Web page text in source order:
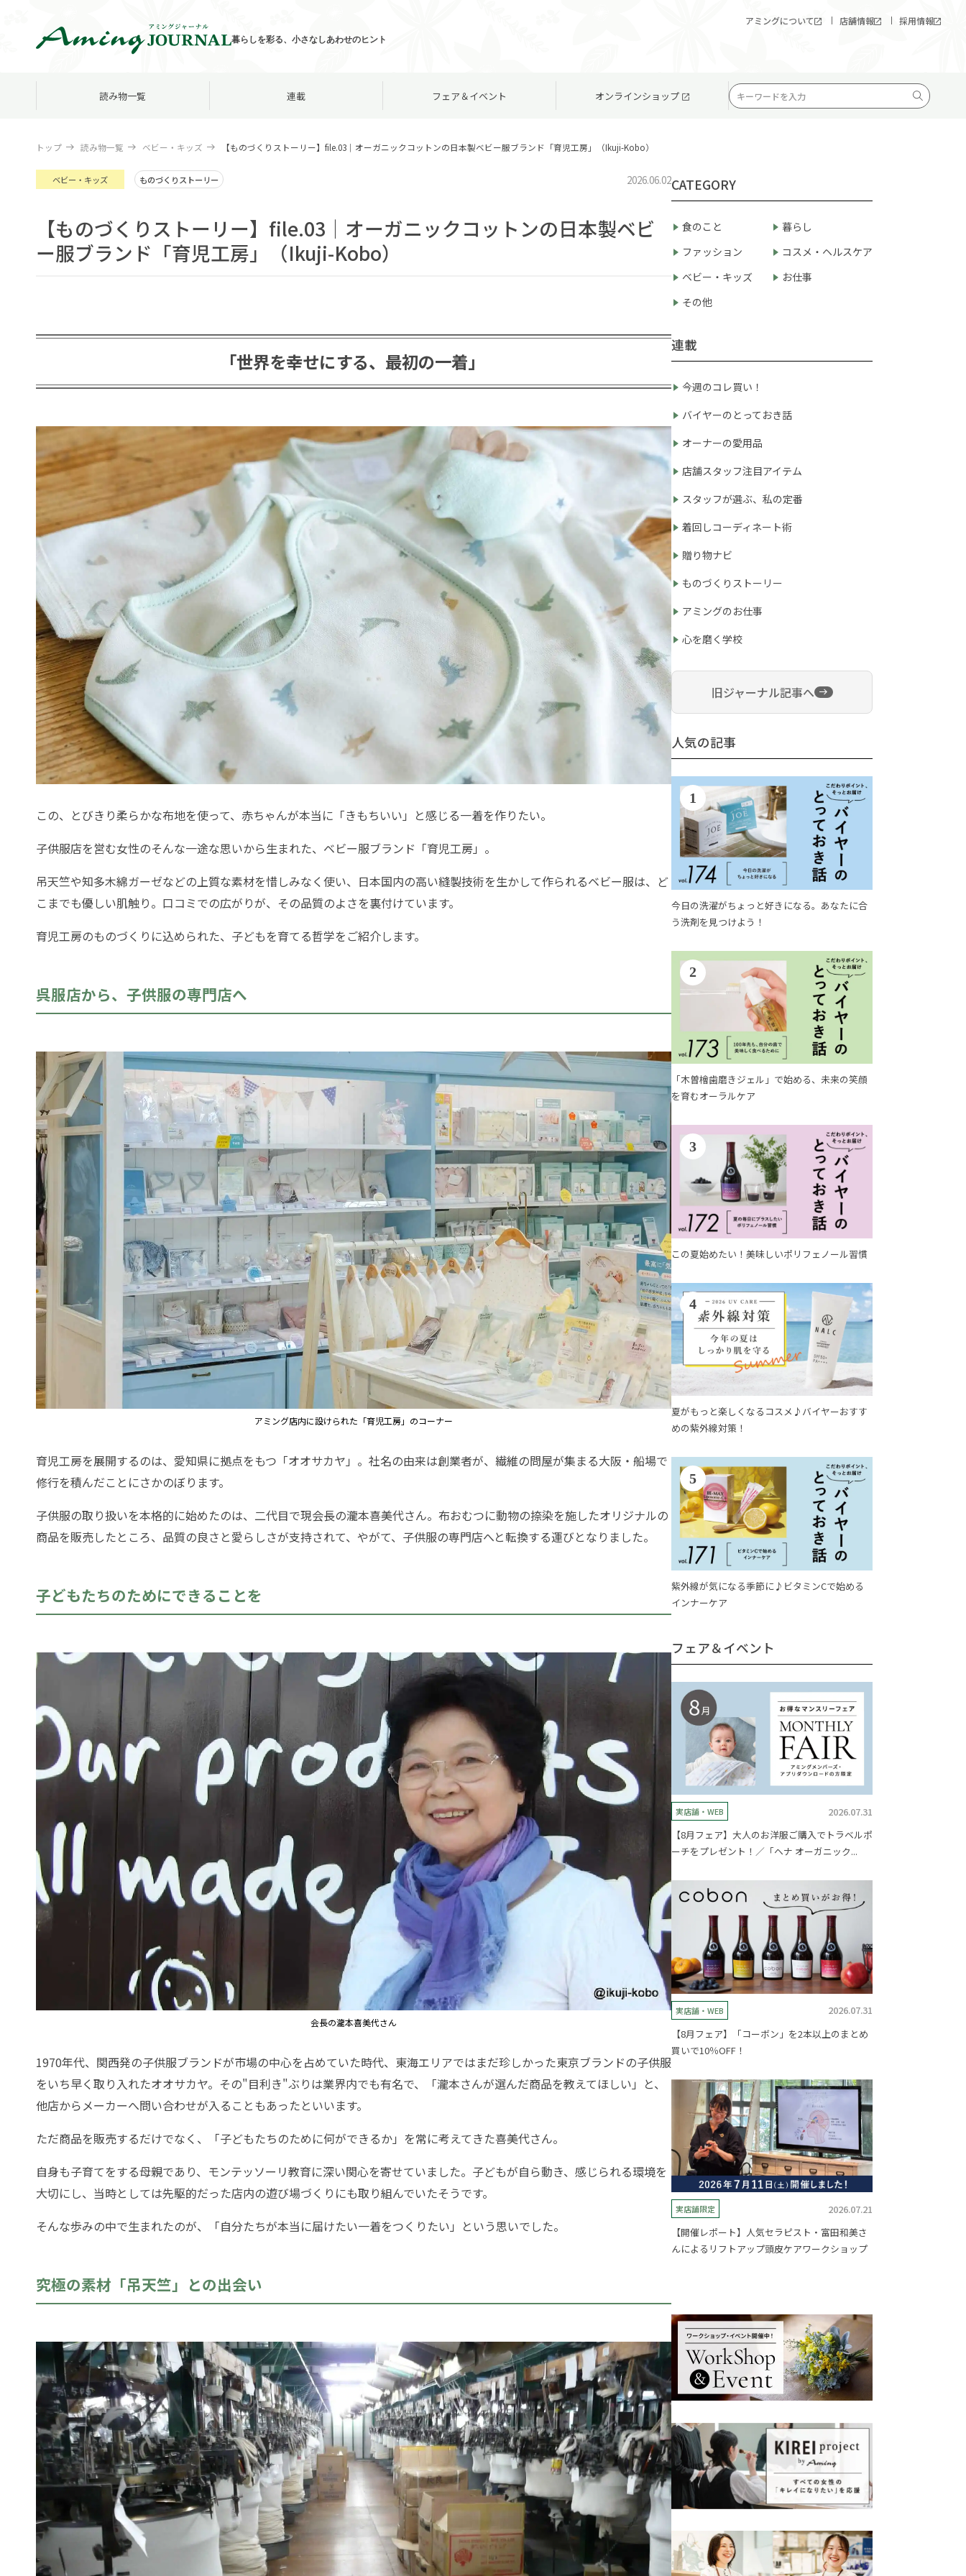
アミングについて 店舗情報 採用情報
暮らしを彩る、小さなしあわせのヒント
読み物一覧 連載 フェア＆イベント オンラインショップ
トップ 読み物一覧 ベビー・キッズ 【ものづくりストーリー】file.03│オーガニックコットンの日本製ベビー服ブランド「育児工房」（Ikuji-Kobo）
ベビー・キッズ ものづくりストーリー 2026.06.02
【ものづくりストーリー】file.03│オーガニックコットンの日本製ベビ
ー服ブランド「育児工房」（Ikuji-Kobo）
「世界を幸せにする、最初の一着」
この、とびきり柔らかな布地を使って、赤ちゃんが本当に「きもちいい」と感じる一着を作りたい。
子供服店を営む女性のそんな一途な思いから生まれた、ベビー服ブランド「育児工房」。
吊天竺や知多木綿ガーゼなどの上質な素材を惜しみなく使い、日本国内の高い縫製技術を生かして作られるベビー服は、ど
こまでも優しい肌触り。口コミでの広がりが、その品質のよさを裏付けています。
育児工房のものづくりに込められた、子どもを育てる哲学をご紹介します。
呉服店から、子供服の専門店へ
アミング店内に設けられた「育児工房」のコーナー
育児工房を展開するのは、愛知県に拠点をもつ「オオサカヤ」。社名の由来は創業者が、繊維の問屋が集まる大阪・船場で
修行を積んだことにさかのぼります。
子供服の取り扱いを本格的に始めたのは、二代目で現会長の瀧本喜美代さん。布おむつに動物の捺染を施したオリジナルの
商品を販売したところ、品質の良さと愛らしさが支持されて、やがて、子供服の専門店へと転換する運びとなりました。
子どもたちのためにできることを
会長の瀧本喜美代さん
1970年代、関西発の子供服ブランドが市場の中心を占めていた時代、東海エリアではまだ珍しかった東京ブランドの子供服
をいち早く取り入れたオオサカヤ。その"目利き"ぶりは業界内でも有名で、「瀧本さんが選んだ商品を教えてほしい」と、
他店からメーカーへ問い合わせが入ることもあったといいます。
ただ商品を販売するだけでなく、「子どもたちのために何ができるか」を常に考えてきた喜美代さん。
自身も子育てをする母親であり、モンテッソーリ教育に深い関心を寄せていました。子どもが自ら動き、感じられる環境を
大切にし、当時としては先駆的だった店内の遊び場づくりにも取り組んでいたそうです。
そんな歩みの中で生まれたのが、「自分たちが本当に届けたい一着をつくりたい」という思いでした。
究極の素材「吊天竺」との出会い
CATEGORY
食のこと
暮らし
ファッション
コスメ・ヘルスケア
ベビー・キッズ
お仕事
その他
連載
今週のコレ買い！
バイヤーのとっておき話
オーナーの愛用品
店舗スタッフ注目アイテム
スタッフが選ぶ、私の定番
着回しコーディネート術
贈り物ナビ
ものづくりストーリー
アミングのお仕事
心を磨く学校
旧ジャーナル記事へ
人気の記事
1
今日の洗濯がちょっと好きになる。あなたに合
う洗剤を見つけよう！
2
「木曽檜歯磨きジェル」で始める、未来の笑顔
を育むオーラルケア
3
この夏始めたい！美味しいポリフェノール習慣
4
夏がもっと楽しくなるコスメ♪バイヤーおすす
めの紫外線対策！
5
紫外線が気になる季節に♪ビタミンCで始める
インナーケア
フェア＆イベント
実店舗・WEB
2026.07.31
【8月フェア】大人のお洋服ご購入でトラベルポ
ーチをプレゼント！／「ヘナ オーガニック...
実店舗・WEB
2026.07.31
【8月フェア】「コーボン」を2本以上のまとめ
買いで10％OFF！
実店舗限定
2026.07.21
【開催レポート】人気セラピスト・富田和美さ
んによるリフトアップ頭皮ケアワークショップ